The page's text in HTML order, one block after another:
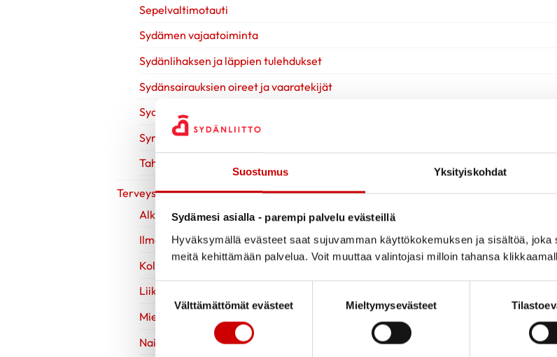
Suostumus Yksityiskohdat
Sydämesi asialla - parempi palvelu evästeillä
Hyväksymällä evästeet saat sujuvamman käyttökokemuksen ja sisältöä,
meitä kehittämään palvelua. Voit muuttaa valintojasi milloin tahansa
Suostumuksen valinta
Välttämättömät evästeet
Mieltymysevästeet
Sepelvaltimotauti
Sydämen vajaatoiminta
Sydänlihaksen ja läppien tulehdukset
Sydänsairauksien oireet ja vaaratekijät
Sydänsairauksien tutkimukset
Synnynnäiset sydänviat
Tahdistinhoito
Terveys & Hyvinvointi
Alkoholi
Ilman nikotiinia
Kolesteroli
Liikuntavinkit
Mielen hyvinvointi
Naisen sydänterveys